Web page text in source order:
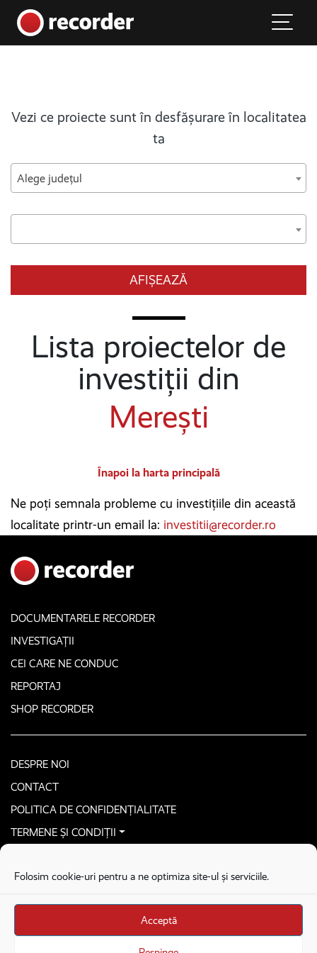
Folosim cookie-uri pentru a ne optimiza site-ul și serviciile.
Acceptă
Main Navigation
Vezi ce proiecte sunt în desfășurare în localitatea
ta
Alege județul
AFIȘEAZĂ
Lista proiectelor de
investiții din
Merești
Înapoi la harta principală
Ne poți semnala probleme cu investițiile din această
localitate printr-un email la: investitii@recorder.ro
DOCUMENTARELE RECORDER
INVESTIGAȚII
CEI CARE NE CONDUC
REPORTAJ
SHOP RECORDER
DESPRE NOI
CONTACT
POLITICA DE CONFIDENȚIALITATE
TERMENE ȘI CONDIȚII
Stega creative
Brandul Recorder e operat de Asociația Recorder Community, sub licența SC